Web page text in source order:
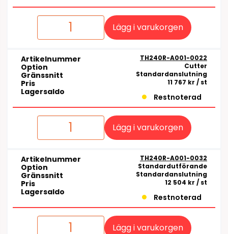
Lägg i varukorgen
Artikelnummer TH240R-A001-0022
Option Cutter
Gränssnitt Standardanslutning
Pris 11 767 kr / st
Lagersaldo
Restnoterad
Lägg i varukorgen
Artikelnummer TH240R-A001-0032
Option Standardutförande
Gränssnitt Standardanslutning
Pris 12 504 kr / st
Lagersaldo
Restnoterad
Lägg i varukorgen